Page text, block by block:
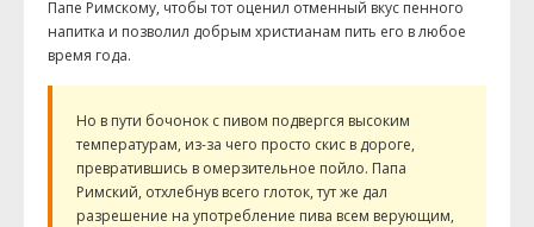
Папе Римскому, чтобы тот оценил отменный вкус пенного
напитка и позволил добрым христианам пить его в любое
время года.
Но в пути бочонок с пивом подвергся высоким
температурам, из-за чего просто скис в дороге,
превратившись в омерзительное пойло. Папа
Римский, отхлебнув всего глоток, тут же дал
разрешение на употребление пива всем верующим,